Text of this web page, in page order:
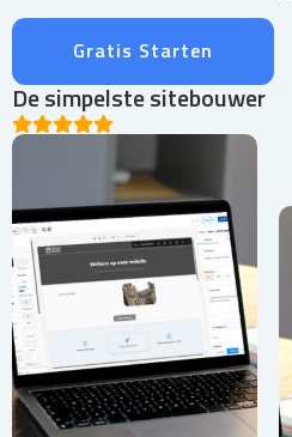
Gratis Starten
De simpelste sitebouwer